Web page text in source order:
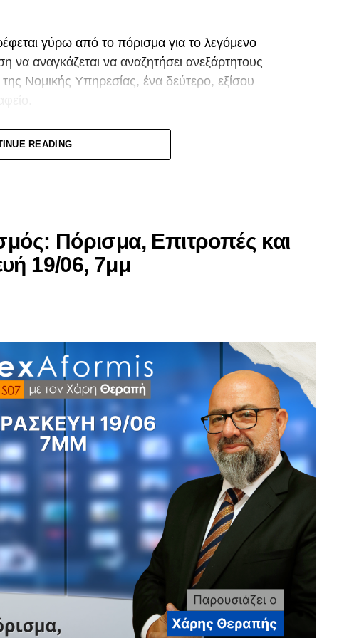
γύρω από το πόρισμα για το λεγόμενο
να αναγκάζεται να αναζητήσει ανεξάρτητους
Νομικής Υπηρεσίας, ένα δεύτερο, εξίσου
TAXAN αναμένεται να διαβιβαστεί στη Νομική
Υπηρεσίας, που το 2022 είχε αποφανθεί ότι
να πείσει σήμερα ότι η νέα της απόφαση
και ανεξάρτητη μαρτυρία.
σε διαπίστωση πιθανής διάπραξης σοβαρών
νέα αστυνομική διερεύνηση.
της υπόθεσης.
ικανά να οδηγήσουν σε νέα ποινική
στην πρώτη έρευνα.
συμπληρωματικές ανακρίσεις ή περαιτέρω
από τις τελικές αποφάσεις της. Κρίνεται από
των χειρισμών και από την εικόνα που εκπέμπει
READING
Πόρισμα, Επιτροπές και
19/06, 7μμ